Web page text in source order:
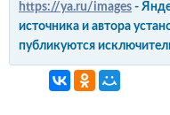
https://ya.ru/images -
источника и автора
публикуются